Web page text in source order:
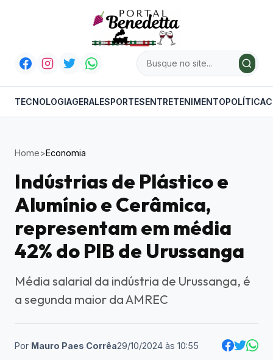
TECNOLOGIAGERALESPORTESENTRETENIMENTOPOLÍTICA
Home>Economia
Indústrias de Plástico e
Alumínio e Cerâmica,
representam em média
42% do PIB de Urussanga
Média salarial da indústria de Urussanga, é
a segunda maior da AMREC
Por Mauro Paes Corrêa29/10/2024 às 10:55